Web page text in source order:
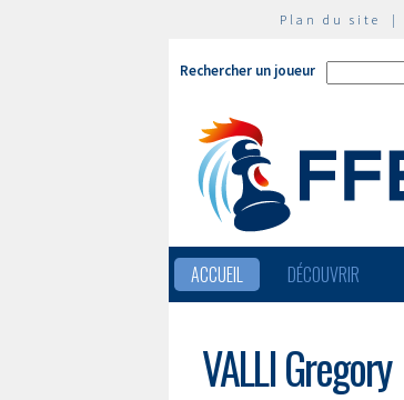
Plan du site |
Rechercher un joueur
ACCUEIL DÉCOUVRIR
VALLI Gregory